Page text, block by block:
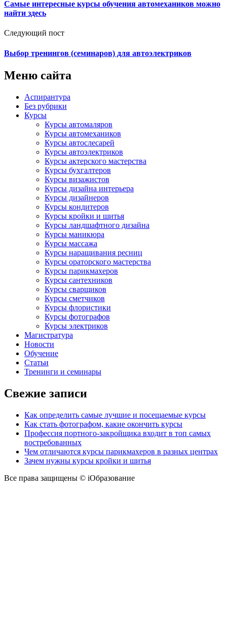
Самые интересные курсы обучения автомехаников можно
найти здесь
Следующий пост
Выбор тренингов (семинаров) для автоэлектриков
Меню сайта
Аспирантура
Без рубрики
Курсы
Курсы автомаляров
Курсы автомехаников
Курсы автослесарей
Курсы автоэлектриков
Курсы актерского мастерства
Курсы бухгалтеров
Курсы визажистов
Курсы дизайна интерьера
Курсы дизайнеров
Курсы кондитеров
Курсы кройки и шитья
Курсы ландшафтного дизайна
Курсы маникюра
Курсы массажа
Курсы наращивания ресниц
Курсы ораторского мастерства
Курсы парикмахеров
Курсы сантехников
Курсы сварщиков
Курсы сметчиков
Курсы флористики
Курсы фотографов
Курсы электриков
Магистратура
Новости
Обучение
Статьи
Тренинги и семинары
Свежие записи
Как определить самые лучшие и посещаемые курсы
Как стать фотографом, какие окончить курсы
Профессия портного-закройщика входит в топ самых
востребованных
Чем отличаются курсы парикмахеров в разных центрах
Зачем нужны курсы кройки и шитья
Все права защищены © iОбразование